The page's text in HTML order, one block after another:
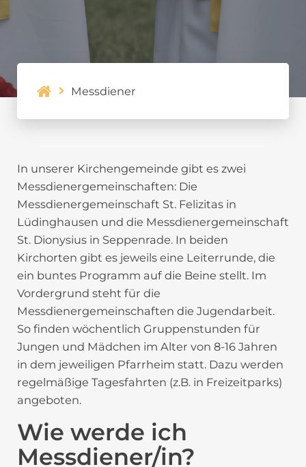
Messdiener
In unserer Kirchengemeinde gibt es zwei
Messdienergemeinschaften: Die
Messdienergemeinschaft St. Felizitas in
Lüdinghausen und die Messdienergemeinschaft
St. Dionysius in Seppenrade. In beiden
Kirchorten gibt es jeweils eine Leiterrunde, die
ein buntes Programm auf die Beine stellt. Im
Vordergrund steht für die
Messdienergemeinschaften die Jugendarbeit.
So finden wöchentlich Gruppenstunden für
Jungen und Mädchen im Alter von 8-16 Jahren
in dem jeweiligen Pfarrheim statt. Dazu werden
regelmäßige Tagesfahrten (z.B. in Freizeitparks)
angeboten.
Wie werde ich
Messdiener/in?